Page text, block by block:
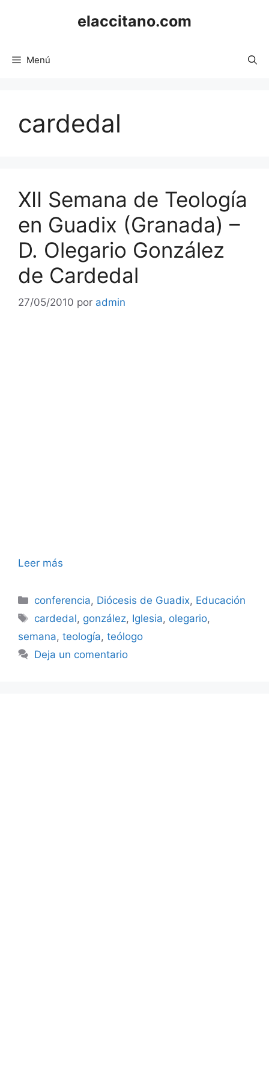
elaccitano.com
Menú
cardedal
XII Semana de Teología
en Guadix (Granada) –
D. Olegario González
de Cardedal
27/05/2010 por admin
Leer más
Categorías
conferencia, Diócesis de Guadix, Educación
Etiquetas
cardedal, gonzález, Iglesia, olegario,
semana, teología, teólogo
Deja un comentario